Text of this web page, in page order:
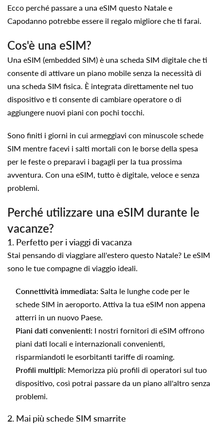
Ecco perché passare a una eSIM questo Natale e
Capodanno potrebbe essere il regalo migliore che ti farai.
Cos'è una eSIM?
Una eSIM (embedded SIM) è una scheda SIM digitale che ti
consente di attivare un piano mobile senza la necessità di
una scheda SIM fisica. È integrata direttamente nel tuo
dispositivo e ti consente di cambiare operatore o di
aggiungere nuovi piani con pochi tocchi.
Sono finiti i giorni in cui armeggiavi con minuscole schede
SIM mentre facevi i salti mortali con le borse della spesa
per le feste o preparavi i bagagli per la tua prossima
avventura. Con una eSIM, tutto è digitale, veloce e senza
problemi.
Perché utilizzare una eSIM durante le
vacanze?
1. Perfetto per i viaggi di vacanza
Stai pensando di viaggiare all'estero questo Natale? Le eSIM
sono le tue compagne di viaggio ideali.
Connettività immediata: Salta le lunghe code per le
schede SIM in aeroporto. Attiva la tua eSIM non appena
atterri in un nuovo Paese.
Piani dati convenienti: I nostri fornitori di eSIM offrono
piani dati locali e internazionali convenienti,
risparmiandoti le esorbitanti tariffe di roaming.
Profili multipli: Memorizza più profili di operatori sul tuo
dispositivo, così potrai passare da un piano all'altro senza
problemi.
2. Mai più schede SIM smarrite